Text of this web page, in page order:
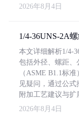
2026年8月4日
1/4-36UNS-2A
本文详细解析1/4-
包括外径、螺距、
（ASME B1.1标
见疑问，通过公
附加工艺建议与扩
2026年8月4日